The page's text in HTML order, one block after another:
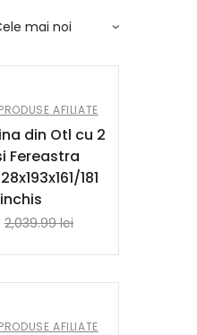
PRODUSE AFILIATE
din Otl cu 2
Fereastra
181
2,039.99lei
PRODUSE AFILIATE